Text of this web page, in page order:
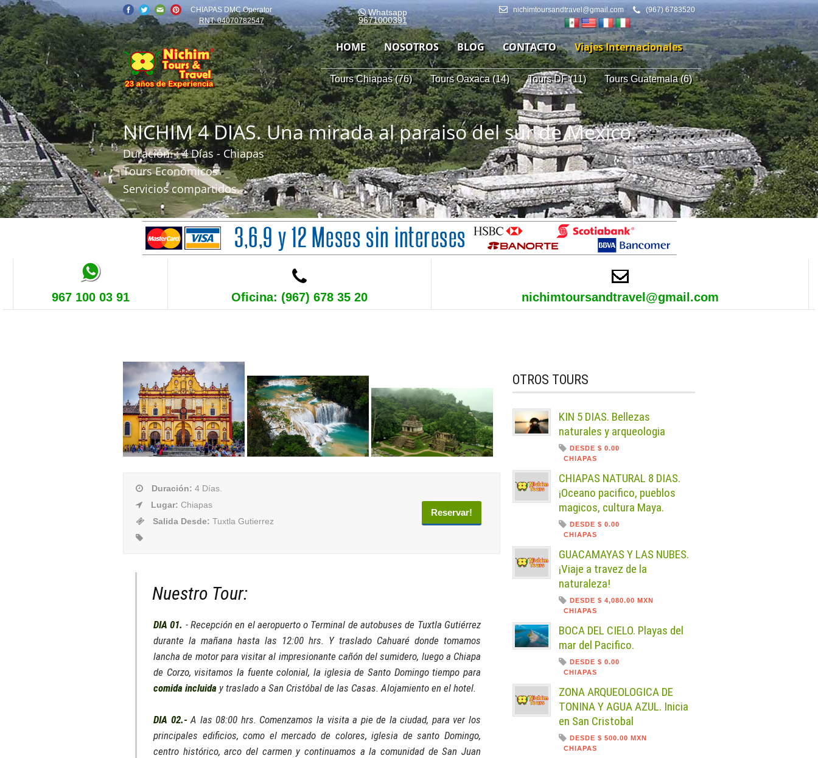
CHIAPAS DMC Operator
RNT: 04070782547
Whatsapp
9671000391
nichimtoursandtravel@gmail.com (967) 6783520
HOME NOSOTROS BLOG CONTACTO Viajes Internacionales
Tours Chiapas (76) Tours Oaxaca (14) Tours DF (11) Tours Guatemala (6)
NICHIM 4 DIAS. Una mirada al paraiso del sur de Mexico.
Duración : 4 Días - Chiapas
Tours Económicos
Servicios compartidos.
967 100 03 91 Oficina: (967) 678 35 20 nichimtoursandtravel@gmail.com
Duración: 4 Días.
Lugar: Chiapas
Salida Desde: Tuxtla Gutierrez
Reservar!
Nuestro Tour:
DIA 01. - Recepción en el aeropuerto o Terminal de autobuses de Tuxtla Gutiérrez
durante la mañana hasta las 12:00 hrs. Y traslado Cahuaré donde tomamos
lancha de motor para visitar al impresionante cañón del sumidero, luego a Chiapa
de Corzo, visitamos la fuente colonial, la iglesia de Santo Domingo tiempo para
comida incluida y traslado a San Cristóbal de las Casas. Alojamiento en el hotel.
DIA 02.- A las 08:00 hrs. Comenzamos la visita a pie de la ciudad, para ver los
principales edificios, como el mercado de colores, iglesia de santo Domingo,
centro histórico, arco del carmen y continuamos a la comunidad de San Juan
OTROS TOURS
KIN 5 DIAS. Bellezas
naturales y arqueologia
DESDE $ 0.00
CHIAPAS
CHIAPAS NATURAL 8 DIAS.
¡Oceano pacifico, pueblos
magicos, cultura Maya.
DESDE $ 0.00
CHIAPAS
GUACAMAYAS Y LAS NUBES.
¡Viaje a travez de la
naturaleza!
DESDE $ 4,080.00 MXN
CHIAPAS
BOCA DEL CIELO. Playas del
mar del Pacifico.
DESDE $ 0.00
CHIAPAS
ZONA ARQUEOLOGICA DE
TONINA Y AGUA AZUL. Inicia
en San Cristobal
DESDE $ 500.00 MXN
CHIAPAS